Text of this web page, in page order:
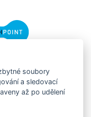
Orlová
soubory
a sledovací
až po udělení